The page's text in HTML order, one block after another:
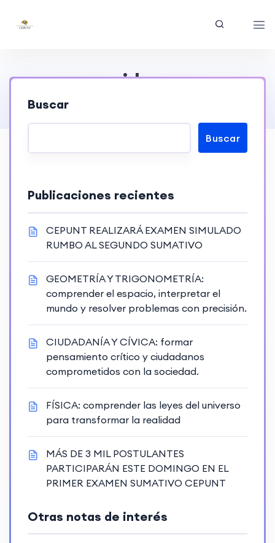
video
Buscar
Buscar
Publicaciones recientes
CEPUNT REALIZARÁ EXAMEN SIMULADO
RUMBO AL SEGUNDO SUMATIVO
GEOMETRÍA Y TRIGONOMETRÍA:
comprender el espacio, interpretar el
mundo y resolver problemas con precisión.
CIUDADANÍA Y CÍVICA: formar
pensamiento crítico y ciudadanos
comprometidos con la sociedad.
FÍSICA: comprender las leyes del universo
para transformar la realidad
MÁS DE 3 MIL POSTULANTES
PARTICIPARÁN ESTE DOMINGO EN EL
PRIMER EXAMEN SUMATIVO CEPUNT
Otras notas de interés